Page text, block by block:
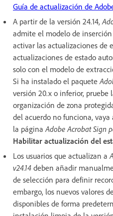
Guía de actualización de
A partir de la versión 24.14,
admite el modelo de inserción
activar las actualizaciones de
actualizaciones de estado
solo con el modelo de
Si ha instalado el paquete
versión 20.x o inferior, pruebe
organización de zona
del acuerdo no funciona, vaya
la página Adobe Acrobat Sign
Habilitar actualización del
Los usuarios que actualizan a
v24.14 deben añadir
de selección para definir
embargo, los nuevos valores
disponibles de forma